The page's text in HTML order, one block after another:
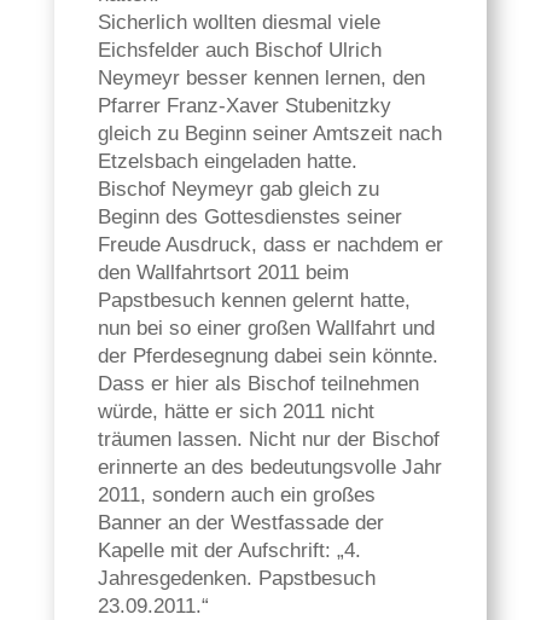
Sicherlich wollten diesmal viele
Eichsfelder auch Bischof Ulrich
Neymeyr besser kennen lernen, den
Pfarrer Franz-Xaver Stubenitzky
gleich zu Beginn seiner Amtszeit nach
Etzelsbach eingeladen hatte.
Bischof Neymeyr gab gleich zu
Beginn des Gottesdienstes seiner
Freude Ausdruck, dass er nachdem er
den Wallfahrtsort 2011 beim
Papstbesuch kennen gelernt hatte,
nun bei so einer großen Wallfahrt und
der Pferdesegnung dabei sein könnte.
Dass er hier als Bischof teilnehmen
würde, hätte er sich 2011 nicht
träumen lassen. Nicht nur der Bischof
erinnerte an des bedeutungsvolle Jahr
2011, sondern auch ein großes
Banner an der Westfassade der
Kapelle mit der Aufschrift: „4.
Jahresgedenken. Papstbesuch
23.09.2011.“